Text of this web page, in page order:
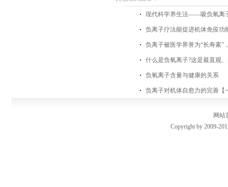
现代科学养生法——吸负氧离
负离子疗法能促进机体免疫功
负离子被医学界誉为“长寿素”
什么是负氧离子?这是最直观
负氧离子含量与健康的关系
负离子对机体自愈力的完善【
网站
Copyright by 2009-